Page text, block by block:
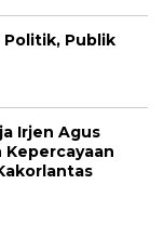
Politik, Publik
Irjen Agus